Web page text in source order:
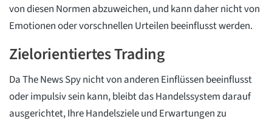
von diesen Normen abzuweichen, und kann daher nicht von
Emotionen oder vorschnellen Urteilen beeinflusst werden.
Zielorientiertes Trading
Da The News Spy nicht von anderen Einflüssen beeinflusst
oder impulsiv sein kann, bleibt das Handelssystem darauf
ausgerichtet, Ihre Handelsziele und Erwartungen zu